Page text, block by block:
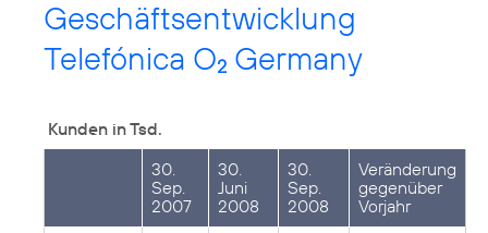
Geschäftsentwicklung
Telefónica O2 Germany
Kunden in Tsd.
30.
Sep.
2007
30.
Juni
2008
30.
Sep.
2008
Veränderung
gegenüber
Vorjahr